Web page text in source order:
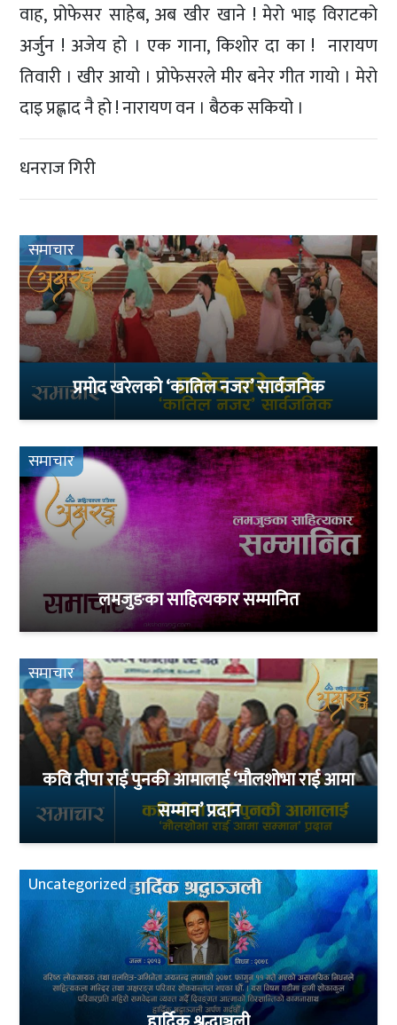
वाह, प्रोफेसर साहेब, अब खीर खाने ! मेरो भाइ विराटको
अर्जुन ! अजेय हो । एक गाना, किशोर दा का ! नारायण
तिवारी । खीर आयो । प्रोफेसरले मीर बनेर गीत गायो । मेरो
दाइ प्रह्लाद नै हो ! नारायण वन । बैठक सकियो ।
धनराज गिरी
समाचार
प्रमोद खरेलको ‘कातिल नजर’ सार्वजनिक
समाचार
लमजुङका साहित्यकार सम्मानित
समाचार
कवि दीपा राई पुनकी आमालाई ‘मौलशोभा राई आमा
सम्मान’ प्रदान
Uncategorized